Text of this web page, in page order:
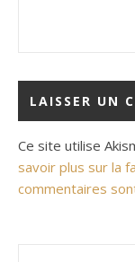
Ce site utilise
savoir plus sur la
commentaires